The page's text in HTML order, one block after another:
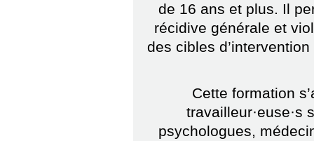
de 16 ans et plus. Il
récidive générale et
des cibles
Cette formation
travailleur·euse·s
psychologues,